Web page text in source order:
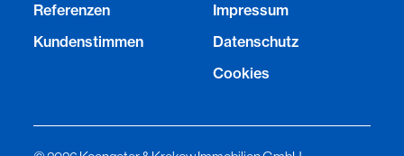
Referenzen
Kundenstimmen
Impressum
Datenschutz
Cookies